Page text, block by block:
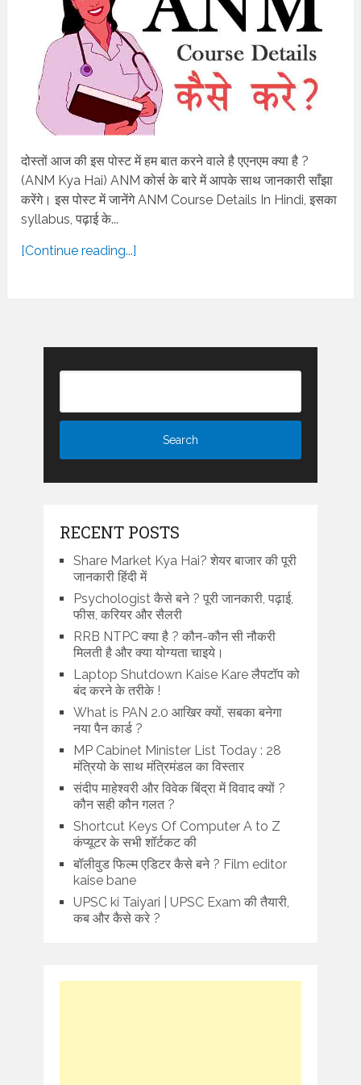
दोस्तों आज की इस पोस्ट में हम बात करने वाले है एएनएम क्या है ?
(ANM Kya Hai) ANM कोर्स के बारे में आपके साथ जानकारी साँझा
करेंगे। इस पोस्ट में जानेंगे ANM Course Details In Hindi, इसका
syllabus, पढ़ाई के...
[Continue reading...]
RECENT POSTS
Share Market Kya Hai? शेयर बाजार की पूरी
जानकारी हिंदी में
Psychologist कैसे बने ? पूरी जानकारी, पढ़ाई,
फीस, करियर और सैलरी
RRB NTPC क्या है ? कौन-कौन सी नौकरी
मिलती है और क्या योग्यता चाइये।
Laptop Shutdown Kaise Kare लैपटॉप को
बंद करने के तरीके !
What is PAN 2.0 आखिर क्यों, सबका बनेगा
नया पैन कार्ड ?
MP Cabinet Minister List Today : 28
मंत्रियो के साथ मंत्रिमंडल का विस्तार
संदीप माहेश्वरी और विवेक बिंद्रा में विवाद क्यों ?
कौन सही कौन गलत ?
Shortcut Keys Of Computer A to Z
कंप्यूटर के सभी शॉर्टकट की
बॉलीवुड फिल्म एडिटर कैसे बने ? Film editor
kaise bane
UPSC ki Taiyari | UPSC Exam की तैयारी,
कब और कैसे करे ?